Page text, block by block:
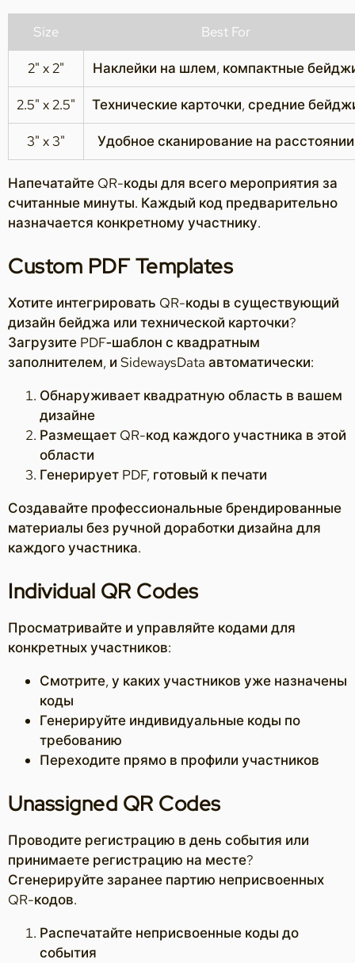
Size Best For
2" x 2" Наклейки на шлем, компактные
2.5" x 2.5" Технические карточки, средние
3" x 3" Удобное сканирование на расстоянии
Напечатайте QR-коды для всего мероприятия за
считанные минуты. Каждый код предварительно
назначается конкретному участнику.
Custom PDF Templates
Хотите интегрировать QR-коды в существующий
дизайн бейджа или технической карточки?
Загрузите PDF‑шаблон с квадратным
заполнителем, и SidewaysData автоматически:
Обнаруживает квадратную область в вашем
дизайне
Размещает QR-код каждого участника в этой
области
Генерирует PDF, готовый к печати
Создавайте профессиональные брендированные
материалы без ручной доработки дизайна для
каждого участника.
Individual QR Codes
Просматривайте и управляйте кодами для
конкретных участников:
Смотрите, у каких участников уже назначены
коды
Генерируйте индивидуальные коды по
требованию
Переходите прямо в профили участников
Unassigned QR Codes
Проводите регистрацию в день события или
принимаете регистрацию на месте?
Сгенерируйте заранее партию неприсвоенных
QR-кодов.
Распечатайте неприсвоенные коды до
события